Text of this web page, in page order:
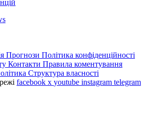
Прогнози Політика конфіденційності
Контакти Правила коментування
Структура власності
facebook x youtube instagram telegram